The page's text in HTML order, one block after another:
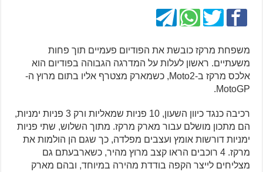
משפחת מרקז כובשת את הפודיום פעמיים תוך פחות
משעתיים. ראשון לעלות על המדרגה הגבוהה בפודיום הוא
אלכס מרקז ב-Moto2, כשמארק מצטרף אליו בתום מרוץ ה-
MotoGP.
רכיבה כנגד כיוון השעון, 10 פניות שמאליות ורק 3 פניות ימניות,
הם מתכון מושלם עבור מארק מרקז. מתוך השלוש, שתי פניות
ימניות דורשות אומץ ועצבים מפלדה, כך שגם הן הולמות את
מרקז. 4 רוכבים הראו קצב מרוץ מהיר, כשארבעתם גם
מצליחים לייצר הקפה בודדת מהירה במיוחד, ובהם מארק